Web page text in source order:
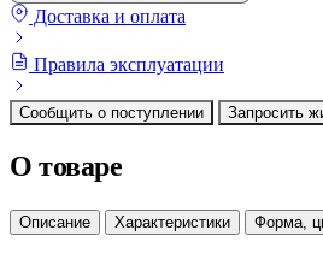
Доставка и оплата
Правила эксплуатации
Сообщить о поступлении Запросить
О товаре
Описание Характеристики Форма,